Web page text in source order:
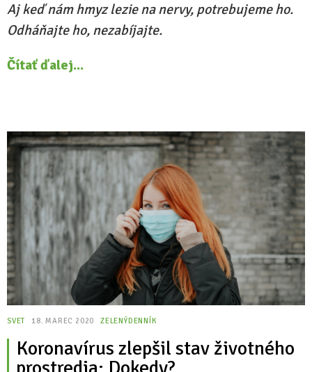
Aj keď nám hmyz lezie na nervy, potrebujeme ho.
Odháňajte ho, nezabíjajte.
Čítať ďalej...
SVET 18. MAREC 2020 ZELENÝDENNÍK
Koronavírus zlepšil stav životného